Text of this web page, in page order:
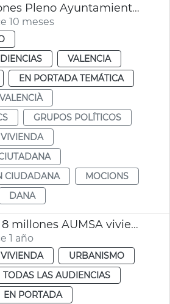
Debate mociones Pleno Ayuntamiento València
10 meses
VALENCIA
EN PORTADA TEMÁTICA
VALENCIÀ
GRUPOS POLÍTICOS
VIVIENDA
CIUDADANA
MOCIONS
DANA
Transferencia 8 millones AUMSA viviendas alquiler asequible
1 año
URBANISMO
TODAS LAS AUDIENCIAS
EN PORTADA